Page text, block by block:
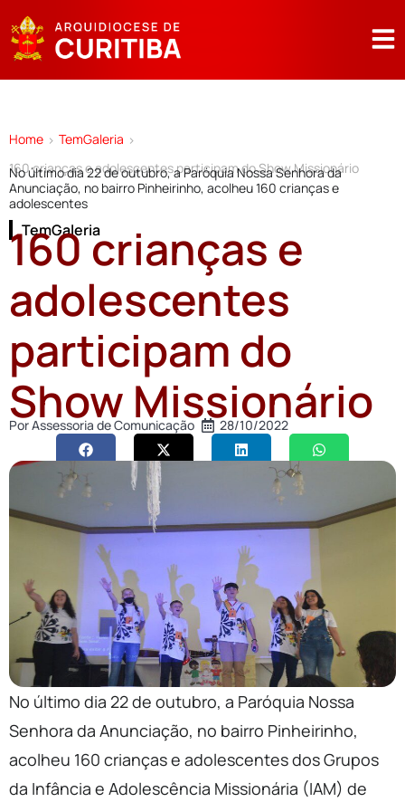
Home > TemGaleria >
160 crianças e adolescentes participam do Show Missionário
No último dia 22 de outubro, a Paróquia Nossa Senhora da
Anunciação, no bairro Pinheirinho, acolheu 160 crianças e
adolescentes
TemGaleria
160 crianças e
adolescentes
participam do
Show Missionário
PorAssessoria de Comunicação 28/10/2022
No último dia 22 de outubro, a Paróquia Nossa
Senhora da Anunciação, no bairro Pinheirinho,
acolheu 160 crianças e adolescentes dos Grupos
da Infância e Adolescência Missionária (IAM) de